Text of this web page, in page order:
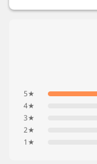
5★
4★
3★
2★
1★